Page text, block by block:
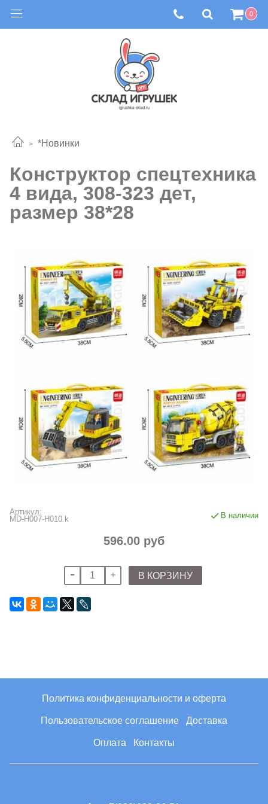
0
*Новинки
Конструктор спецтехника
4 вида, 308-323 дет,
размер 38*28
Артикул:
MD-H007-H010.k
В наличии
596.00 руб
В КОРЗИНУ
Политика конфиденциальности и оферта
Пользовательское соглашение Доставка
Оплата Контакты